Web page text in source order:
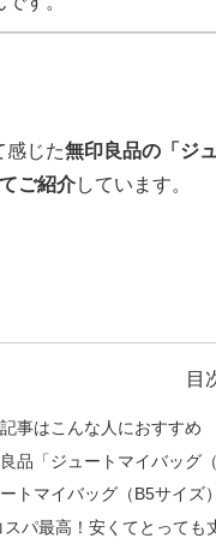
感じた無印良品の「ジ
ご紹介しています。
目
事はこんな人におすすめ
品「ジュートマイバッグ
トマイバッグ（B5サイズ
スパ最高！安くてとっても